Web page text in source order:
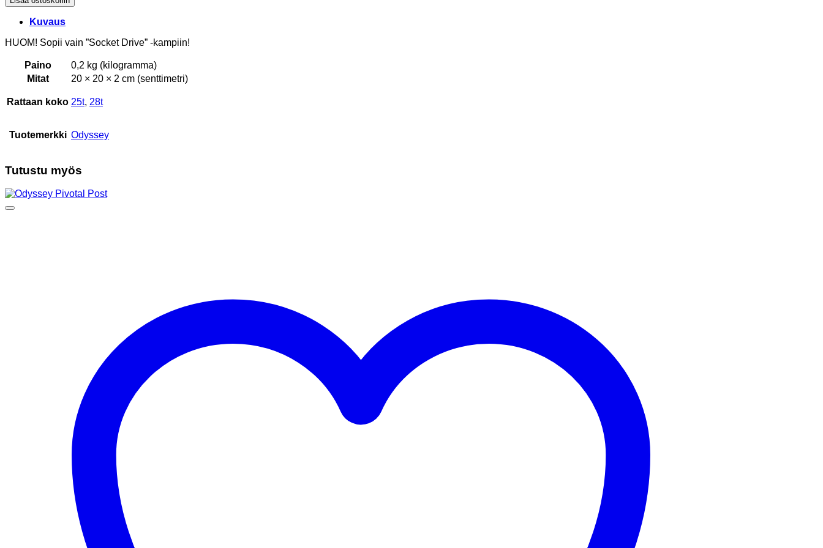
Socketdrive
määrä
Kuvaus
HUOM! Sopii vain ”Socket Drive” -kampiin!
Paino
0,2 kg (kilogramma)
Mitat
20 × 20 × 2 cm (senttimetri)
Rattaan koko 25t, 28t
Tuotemerkki Odyssey
Tutustu myös